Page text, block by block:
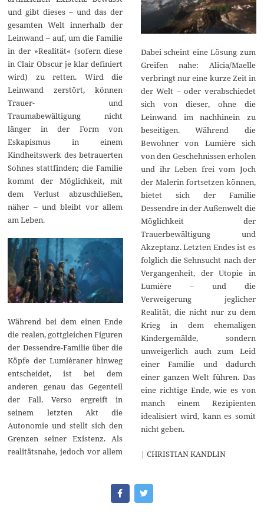
und gibt dieses – und das der
gesamten Welt innerhalb der
Leinwand – auf, um die Familie
in der »Realität« (sofern diese
in Clair Obscur je klar definiert
wird) zu retten. Wird die
Leinwand zerstört, können
Trauer- und
Traumabewältigung nicht
länger in der Form von
Eskapismus in einem
Kindheitswerk des betrauerten
Sohnes stattfinden; die Familie
kommt der Möglichkeit, mit
dem Verlust abzuschließen,
näher – und bleibt vor allem
am Leben.
Während bei dem einen Ende
die realen, gottgleichen Figuren
der Dessendre-Familie über die
Köpfe der Lumièraner hinweg
entscheidet, ist bei dem
anderen genau das Gegenteil
der Fall. Verso ergreift in
seinem letzten Akt die
Autonomie und stellt sich den
Grenzen seiner Existenz. Als
realitätsnahe, jedoch vor allem
Dabei scheint eine Lösung zum
Greifen nahe: Alicia/Maelle
verbringt nur eine kurze Zeit in
der Welt – oder verabschiedet
sich von dieser, ohne die
Leinwand im nachhinein zu
beseitigen. Während die
Bewohner von Lumière sich
von den Geschehnissen erholen
und ihr Leben frei vom Joch
der Malerin fortsetzen können,
bietet sich der Familie
Dessendre in der Außenwelt die
Möglichkeit der
Trauerbewältigung und
Akzeptanz. Letzten Endes ist es
folglich die Sehnsucht nach der
Vergangenheit, der Utopie in
Lumière – und die
Verweigerung jeglicher
Realität, die nicht nur zu dem
Krieg in dem ehemaligen
Kindergemälde, sondern
unweigerlich auch zum Leid
einer Familie und dadurch
einer ganzen Welt führen. Das
eine richtige Ende, wie es von
manch einem Rezipienten
idealisiert wird, kann es somit
nicht geben.
| CHRISTIAN KANDLIN